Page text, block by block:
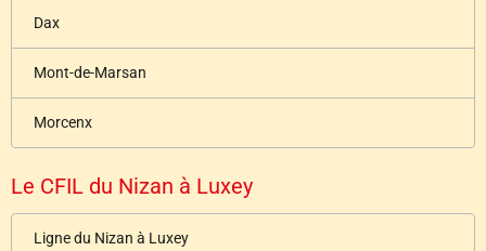
Dax
Mont-de-Marsan
Morcenx
Le CFIL du Nizan à Luxey
Ligne du Nizan à Luxey